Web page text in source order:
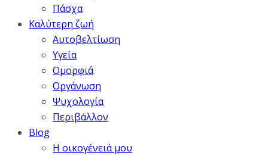
Πάσχα
Καλύτερη ζωή
Αυτοβελτίωση
Υγεία
Ομορφιά
Οργάνωση
Ψυχολογία
Περιβάλλον
Blog
Η οικογένειά μου